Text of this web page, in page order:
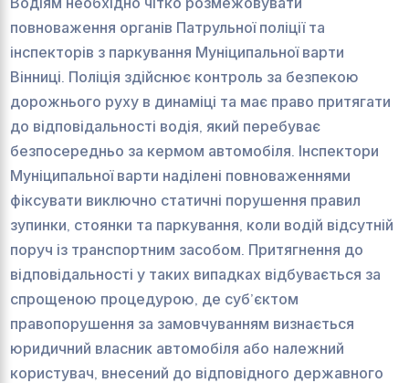
повноваження органів Патрульної поліції та
інспекторів з паркування Муніципальної варти
Вінниці. Поліція здійснює контроль за безпекою
дорожнього руху в динаміці та має право притягати
до відповідальності водія, який перебуває
безпосередньо за кермом автомобіля. Інспектори
Муніципальної варти наділені повноваженнями
фіксувати виключно статичні порушення правил
зупинки, стоянки та паркування, коли водій відсутній
поруч із транспортним засобом. Притягнення до
відповідальності у таких випадках відбувається за
спрощеною процедурою, де суб’єктом
правопорушення за замовчуванням визнається
юридичний власник автомобіля або належний
користувач, внесений до відповідного державного